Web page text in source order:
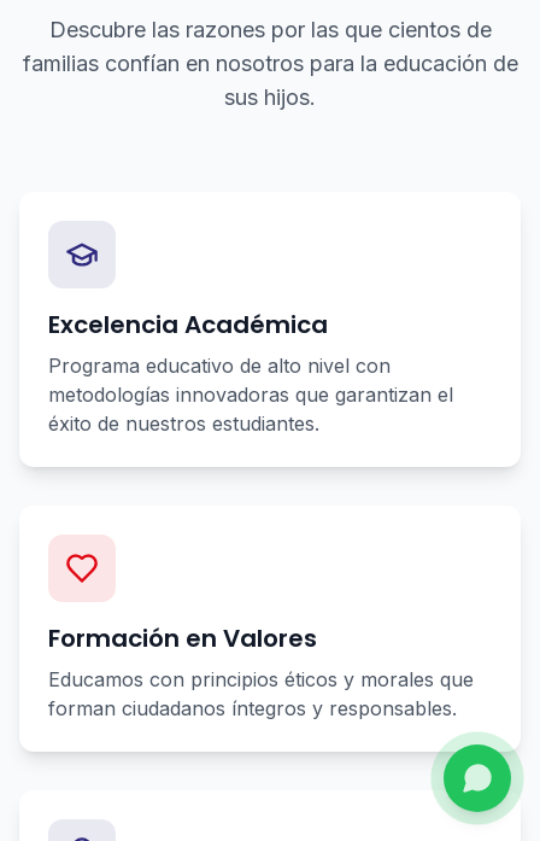
Descubre las razones por las que cientos de
familias confían en nosotros para la educación de
sus hijos.
Excelencia Académica
Programa educativo de alto nivel con
metodologías innovadoras que garantizan el
éxito de nuestros estudiantes.
Formación en Valores
Educamos con principios éticos y morales que
forman ciudadanos íntegros y responsables.